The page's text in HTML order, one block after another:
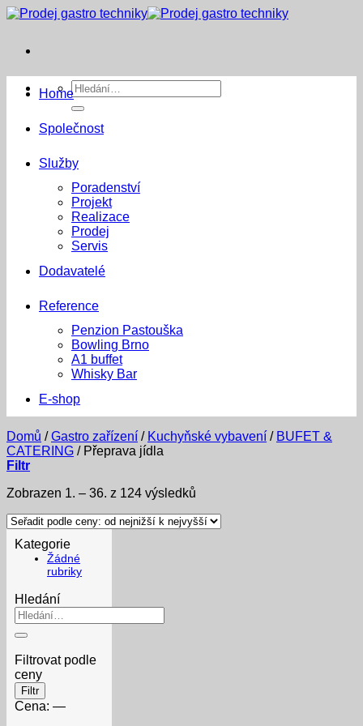
Přeskočit
Hledat:
Home
Společnost
Služby
Poradenství
Projekt
Realizace
Prodej
Servis
Dodavatelé
Reference
Penzion Pastouška
Bowling Brno
A1 buffet
Whisky Bar
E-shop
Domů / Gastro zařízení / Kuchyňské vybavení / BUFET &
CATERING /Přeprava jídla
Filtr
Zobrazen 1. – 36. z 124 výsledků
price:
Kategorie
Žádné
rubriky
Hledání
Hledat:
Filtrovat podle
ceny
Minimální
cena
Maximální
cena
Filtr
Cena: —